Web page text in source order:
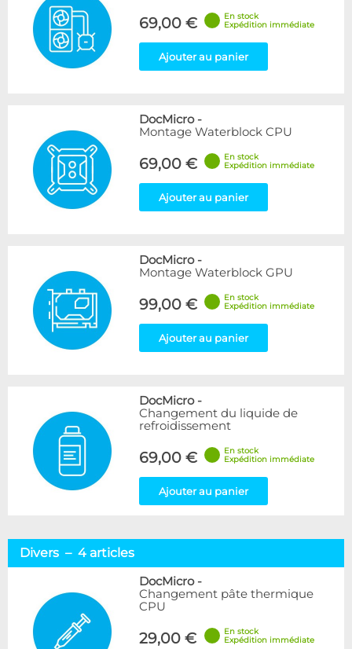
69,00 €
En stock
Expédition immédiate
Ajouter au panier
DocMicro-
Montage Waterblock CPU
69,00 €
En stock
Expédition immédiate
Ajouter au panier
DocMicro-
Montage Waterblock GPU
99,00 €
En stock
Expédition immédiate
Ajouter au panier
DocMicro-
Changement du liquide de
refroidissement
69,00 €
En stock
Expédition immédiate
Ajouter au panier
Divers – 4 articles
DocMicro-
Changement pâte thermique
CPU
29,00 €
En stock
Expédition immédiate